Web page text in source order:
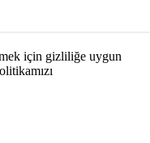
için gizliliğe uygun